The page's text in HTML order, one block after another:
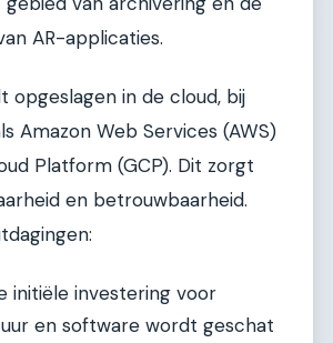
AR-applicaties.
opgeslagen in de cloud, bij
Amazon Web Services (AWS)
Platform (GCP). Dit zorgt
en betrouwbaarheid.
initiële investering voor
en software wordt geschat